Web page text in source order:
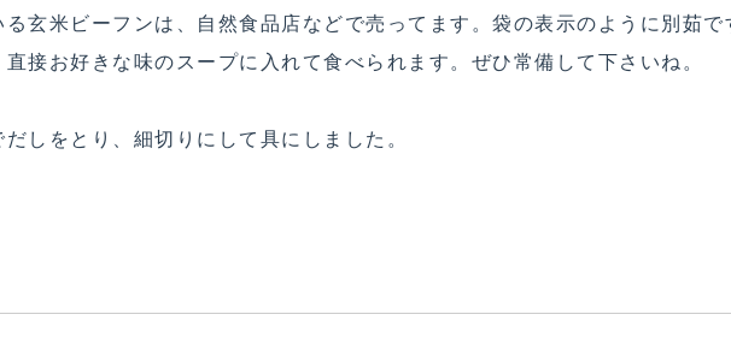
玄米ビーフンは、自然食品店などで売ってます。袋の表示のように別茹で
接お好きな味のスープに入れて食べられます。ぜひ常備して下さいね。
しをとり、細切りにして具にしました。